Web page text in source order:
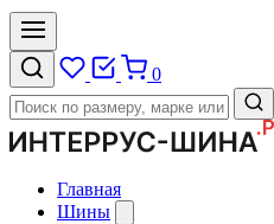
0
Главная
Шины